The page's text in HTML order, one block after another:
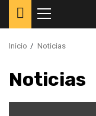
Inicio Noticias
Noticias